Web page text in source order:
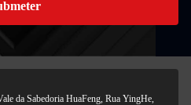
da Sabedoria HuaFeng, Rua YingHe,